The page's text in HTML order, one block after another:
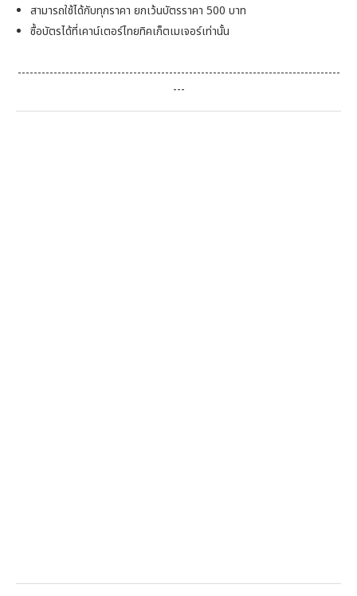
สามารถใช้ได้กับทุกราคา ยกเว้นบัตรราคา 500 บาท
ซื้อบัตรได้ที่เคาน์เตอร์ไทยทิคเก็ตเมเจอร์เท่านั้น
---------------------------------------------------------------------------------
---